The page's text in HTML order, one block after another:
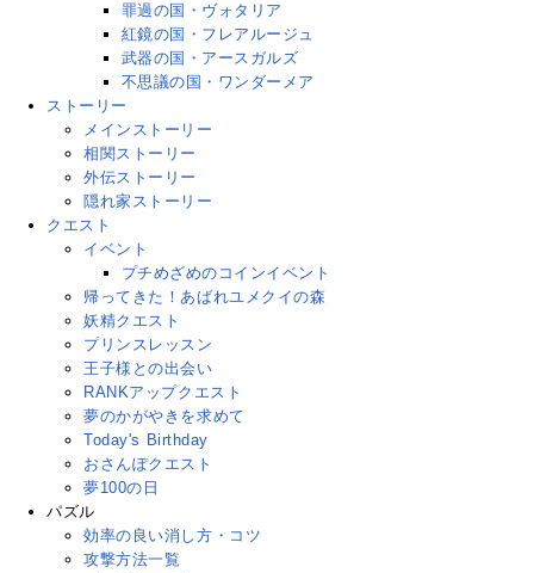
罪過の国・ヴォタリア
紅鏡の国・フレアルージュ
武器の国・アースガルズ
不思議の国・ワンダーメア
ストーリー
メインストーリー
相関ストーリー
外伝ストーリー
隠れ家ストーリー
クエスト
イベント
プチめざめのコインイベント
帰ってきた！あばれユメクイの森
妖精クエスト
プリンスレッスン
王子様との出会い
RANKアップクエスト
夢のかがやきを求めて
Today's Birthday
おさんぽクエスト
夢100の日
パズル
効率の良い消し方・コツ
攻撃方法一覧